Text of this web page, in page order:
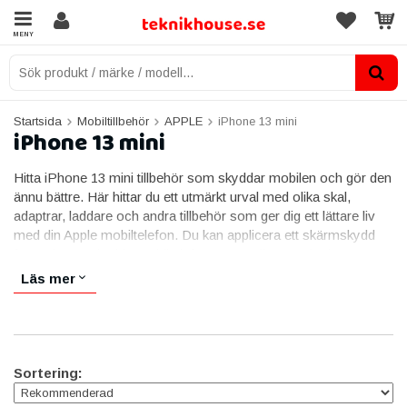
MENY
Startsida Mobiltillbehör APPLE iPhone 13 mini
iPhone 13 mini
Hitta iPhone 13 mini tillbehör som skyddar mobilen och gör den
ännu bättre. Här hittar du ett utmärkt urval med olika skal,
adaptrar, laddare och andra tillbehör som ger dig ett lättare liv
med din Apple mobiltelefon. Du kan applicera ett skärmskydd
även rätt sorts skal kan minimera riskerna för repor och törner.
Här är vi stolta över att erbjuda ett brett spektrum med varor
kloss i fickan och många av våra skal både skyddar och ser
extra läckra ut.
Läs mer
Sortering: